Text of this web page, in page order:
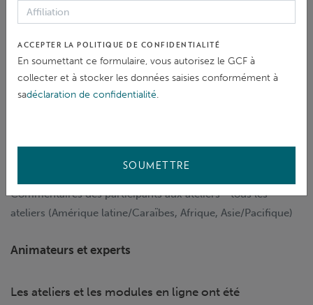
Commentaires des participants aux ateliers - tous les
ateliers (Amérique latine/Caraïbes, Afrique, Asie/Pacifique)
Animateurs et experts
Les ateliers et les modules en ligne ont été
ACCEPTER LA POLITIQUE DE CONFIDENTIALITÉ
En soumettant ce formulaire, vous autorisez le GCF à
collecter et à stocker les données saisies conformément à
sadéclaration de confidentialité.
SOUMETTRE